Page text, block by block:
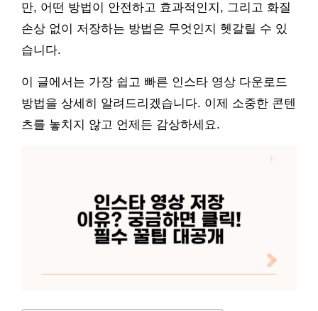
만, 어떤 방법이 안전하고 효과적인지, 그리고 화질
손상 없이 저장하는 방법은 무엇인지 헷갈릴 수 있
습니다.
이 글에서는 가장 쉽고 빠른 인스타 영상 다운로드
방법을 상세히 알려드리겠습니다. 이제 소중한 콘텐
츠를 놓치지 않고 언제든 감상하세요.